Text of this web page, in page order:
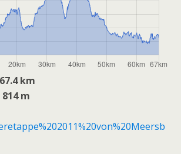
67.4 km
814 m